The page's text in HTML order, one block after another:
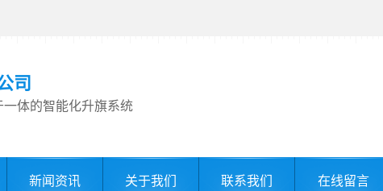
司
体的智能化升旗系统
新闻资讯 关于我们 联系我们 在线留言